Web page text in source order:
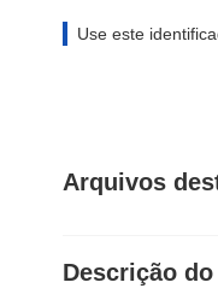
Use este
Arquivos
Descrição